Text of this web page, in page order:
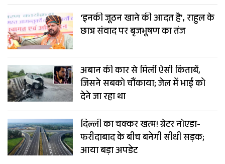
‘इनकी जूठन खाने की आदत है’, राहुल के
छात्र संवाद पर बृजभूषण का तंज
अबान की कार से मिलीं ऐसी किताबें,
जिसने सबको चौंकाया; जेल में भाई को
देने जा रहा था
दिल्ली का चक्कर खत्म! ग्रेटर नोएडा-
फरीदाबाद के बीच बनेगी सीधी सड़क;
आया बड़ा अपडेट